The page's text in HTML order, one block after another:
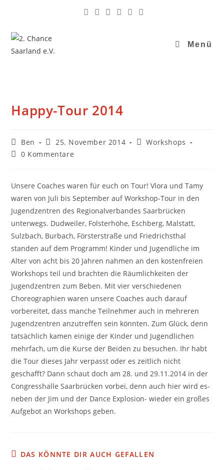
Menü
Happy-Tour 2014
Ben 25. November 2014
Workshops
0 Kommentare
Unsere Coaches waren für euch on Tour! Vlora und Tamy
waren von Juli bis September auf Workshop-Tour in den
Jugendzentren des Regionalverbandes Saarbrücken
unterwegs. Dudweiler, Folsterhöhe, Eschberg, Malstatt,
Sulzbach, Burbach, Försterstraße und Friedrichsthal
standen auf dem Programm! Kinder und Jugendliche im
Alter von acht bis 20 Jahren nahmen an den kostenfreien
Workshops teil und brachten die Räumlichkeiten der
Jugendzentren zum Beben. Mit vier verschiedenen
Choreographien waren unsere Coaches auch darauf
vorbereitet, dass manche Teilnehmer auch in mehreren
Jugendzentren anzutreffen sein könnten. Zum Glück, denn
tatsächlich kamen einige der Kinder und Jugendlichen
mehrfach, um die Kurse der Beiden zu besuchen. Ihr habt
die Tour dieses Jahr verpasst oder es zeitlich nicht
geschafft? Dann schaut doch am 28. und 29.11.2014 in der
Congresshalle Saarbrücken vorbei, denn auch hier wird es-
neben der Jim und der Dance Explosion- wieder ein großes
Aufgebot an Workshops geben.
DAS KÖNNTE DIR AUCH GEFALLEN